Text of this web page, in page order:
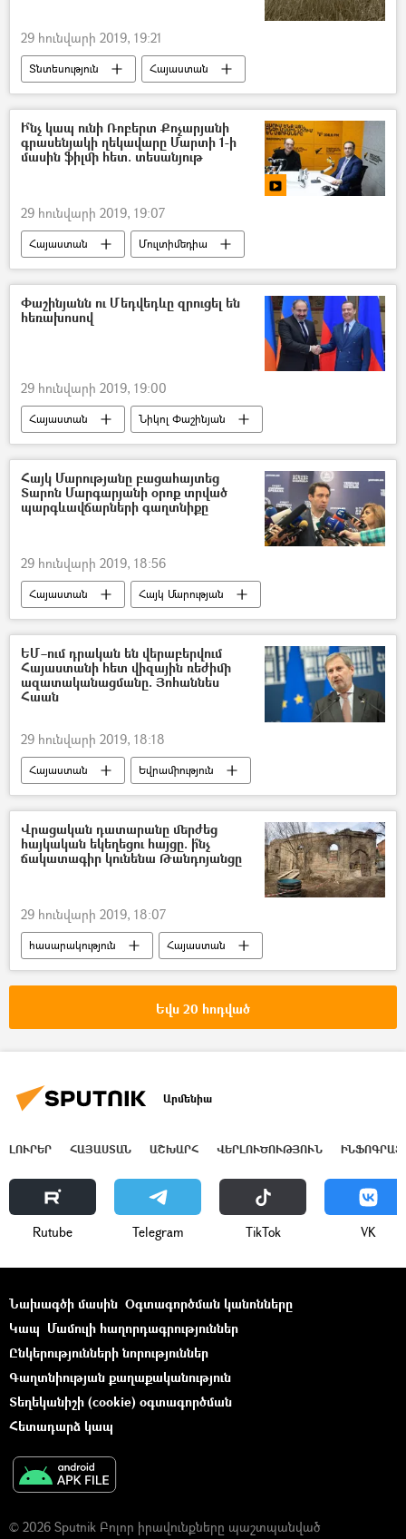
29 հունվարի 2019, 19:21
Տնտեսություն Հայաստան
Ի՞նչ կապ ունի Ռոբերտ Քոչարյանի
գրասենյակի ղեկավարը Մարտի 1-ի
մասին ֆիլմի հետ. տեսանյութ
29 հունվարի 2019, 19:07
Հայաստան
Մուլտիմեդիա
Տեսանյութեր
ՌԱԴԻՈ
Փաշինյանն ու Մեդվեդևը զրուցել են
հեռախոսով
29 հունվարի 2019, 19:00
Հայաստան Նիկոլ Փաշինյան
Հայկ Մարությանը բացահայտեց
Տարոն Մարգարյանի օրոք տրված
պարգևավճարների գաղտնիքը
29 հունվարի 2019, 18:56
Հայաստան
Հայկ Մարության
Տարոն Մարգարյան
ԵՄ–ում դրական են վերաբերվում
Հայաստանի հետ վիզային ռեժիմի
ազատականացմանը. Յոհաննես
Հաան
29 հունվարի 2019, 18:18
Հայաստան Եվրամիություն
Վրացական դատարանը մերժեց
հայկական եկեղեցու հայցը. ի՞նչ
ճակատագիր կունենա Թանդոյանցը
29 հունվարի 2019, 18:07
հասարակություն
Հայաստան
Վրաստանի Հանրապետություն
Եվս 20 հոդված
Արմենիա
ԼՈՒՐԵՐ ՀԱՅԱՍՏԱՆ ԱՇԽԱՐՀ ՎԵՐԼՈՒԾՈՒԹՅՈՒՆ
Rutube Telegram ТikТоk VK
Նախագծի մասին Օգտագործման կանոնները
Կապ Մամուլի հաղորդագրություններ
Ընկերությունների նորություններ
Գաղտնիության քաղաքականություն
Տեղեկանիշի (cookie) օգտագործման
Հետադարձ կապ
© 2026 Sputnik Բոլոր իրավունքները պաշտպանված